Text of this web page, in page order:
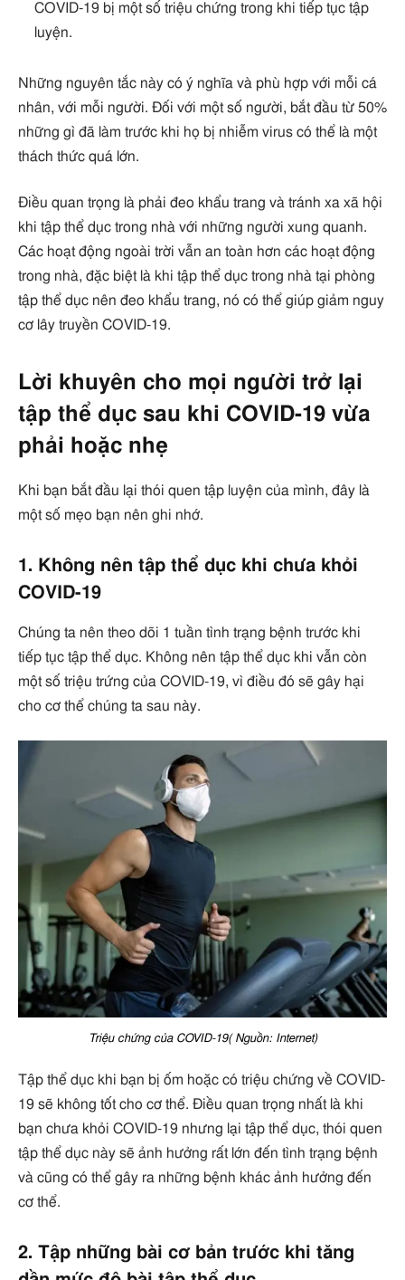
COVID-19 bị một số triệu chứng trong khi tiếp tục tập
luyện.
Những nguyên tắc này có ý nghĩa và phù hợp với mỗi cá
nhân, với mỗi người. Đối với một số người, bắt đầu từ 50%
những gì đã làm trước khi họ bị nhiễm virus có thể là một
thách thức quá lớn.
Điều quan trọng là phải đeo khẩu trang và tránh xa xã hội
khi tập thể dục trong nhà với những người xung quanh.
Các hoạt động ngoài trời vẫn an toàn hơn các hoạt động
trong nhà, đặc biệt là khi tập thể dục trong nhà tại phòng
tập thể dục nên đeo khẩu trang, nó có thể giúp giảm nguy
cơ lây truyền COVID-19.
Lời khuyên cho mọi người trở lại
tập thể dục sau khi COVID-19 vừa
phải hoặc nhẹ
Khi bạn bắt đầu lại thói quen tập luyện của mình, đây là
một số mẹo bạn nên ghi nhớ.
1. Không nên tập thể dục khi chưa khỏi
COVID-19
Chúng ta nên theo dõi 1 tuần tình trạng bệnh trước khi
tiếp tục tập thể dục. Không nên tập thể dục khi vẫn còn
một số triệu trứng của COVID-19, vì điều đó sẽ gây hại
cho cơ thể chúng ta sau này.
Triệu chứng của COVID-19( Nguồn: Internet)
Tập thể dục khi bạn bị ốm hoặc có triệu chứng về COVID-
19 sẽ không tốt cho cơ thể. Điều quan trọng nhất là khi
bạn chưa khỏi COVID-19 nhưng lại tập thể dục, thói quen
tập thể dục này sẽ ảnh hưởng rất lớn đến tình trạng bệnh
và cũng có thể gây ra những bệnh khác ảnh hưởng đến
cơ thể.
2. Tập những bài cơ bản trước khi tăng